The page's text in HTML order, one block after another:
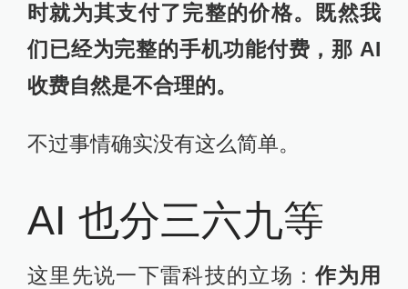
时就为其支付了完整的价格。既然我
们已经为完整的手机功能付费，那 AI
收费自然是不合理的。
不过事情确实没有这么简单。
AI 也分三六九等
这里先说一下雷科技的立场：作为用